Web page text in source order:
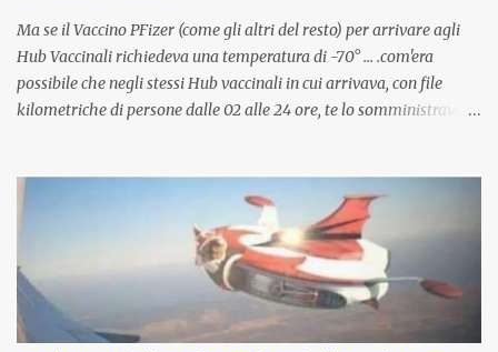
Ma se il Vaccino PFizer (come gli altri del resto) per arrivare agli
Hub Vaccinali richiedeva una temperatura di -70° ... .com'era
possibile che negli stessi Hub vaccinali in cui arrivava, con file
kilometriche di persone dalle 02 alle 24 ore, te lo somministravano
Vaccino come: l' Amaro del Capo, era "spettacolare Ghiacciato, ma
andava bene anche, a Temperatura Ambiente"! Riproponiamo
l'articolo per NON Dimenticare!